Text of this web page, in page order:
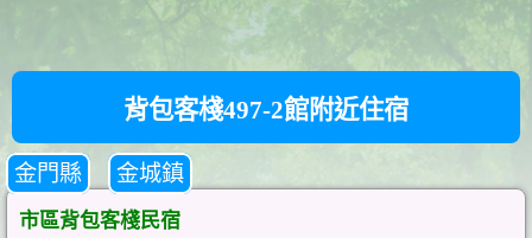
背包客棧497-2館附近住宿
金門縣 金城鎮
市區背包客棧民宿